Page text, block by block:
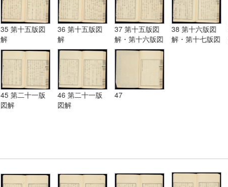
35 第十五版図
解
36 第十五版図
解
37 第十五版図
解・第十六版図
解
38 第十六版図
解・第十七版図
45 第二十一版
図解
46 第二十一版
図解
47